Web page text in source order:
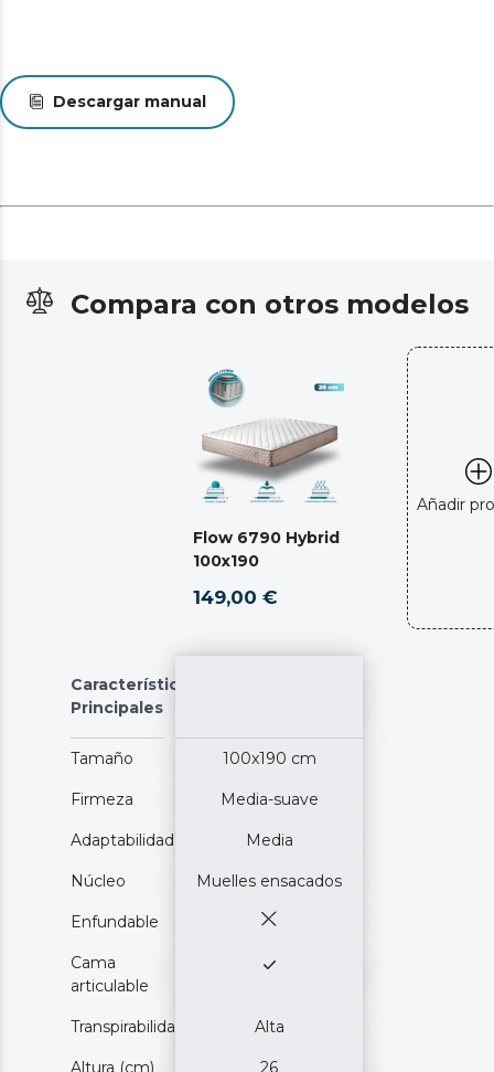
Descargar manual
Compara con otros modelos
Flow 6790 Hybrid
100x190
149,00 €
Añadir
Características
Principales
Tamaño 100x190 cm
Firmeza Media-suave
Adaptabilidad Media
Núcleo Muelles ensacados
Enfundable
Cama
articulable
Transpirabilidad Alta
Altura (cm) 26